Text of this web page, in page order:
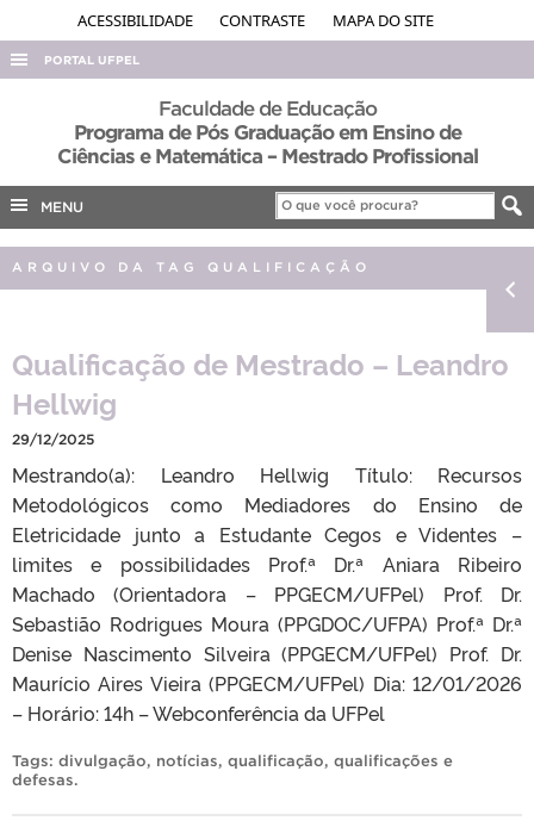
ACESSIBILIDADE CONTRASTE MAPA DO SITE
PORTAL UFPEL
ACESSO À INFORMAÇÃO
AUDITORIA
EDITAIS
TELEFONES
Faculdade de Educação
Programa de Pós Graduação em Ensino de
Ciências e Matemática – Mestrado Profissional
MENU
ARQUIVO DA TAG QUALIFICAÇÃO
Qualificação de Mestrado – Leandro
Hellwig
29/12/2025
Mestrando(a): Leandro Hellwig Título: Recursos
Metodológicos como Mediadores do Ensino de
Eletricidade junto a Estudante Cegos e Videntes –
limites e possibilidades Prof.ª Dr.ª Aniara Ribeiro
Machado (Orientadora – PPGECM/UFPel) Prof. Dr.
Sebastião Rodrigues Moura (PPGDOC/UFPA) Prof.ª Dr.ª
Denise Nascimento Silveira (PPGECM/UFPel) Prof. Dr.
Maurício Aires Vieira (PPGECM/UFPel) Dia: 12/01/2026
– Horário: 14h – Webconferência da UFPel
Tags: divulgação, notícias, qualificação, qualificações e
defesas.